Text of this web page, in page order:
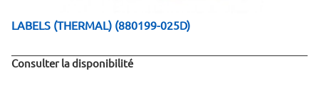
LABELS (THERMAL) (880199-025D)
Consulter la disponibilité